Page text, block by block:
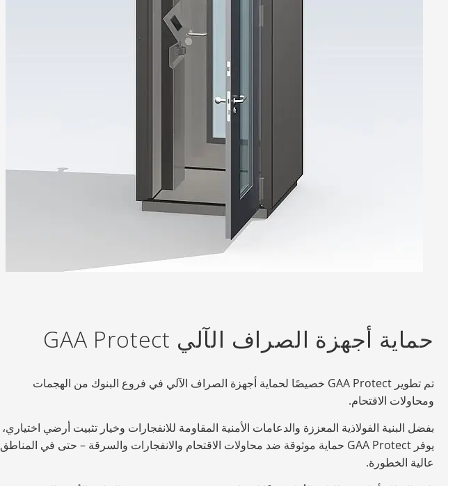
حماية أجهزة الصراف الآلي GAA Protect
تم تطوير GAA Protect خصيصًا لحماية أجهزة الصراف الآلي في فروع البنوك من الهجمات
ومحاولات الاقتحام.
بفضل البنية الفولاذية المعززة والدعامات الأمنية المقاومة للانفجارات وخيار تثبيت أرضي اختياري،
يوفر GAA Protect حماية موثوقة ضد محاولات الاقتحام والانفجارات والسرقة – حتى في المناطق
عالية الخطورة.